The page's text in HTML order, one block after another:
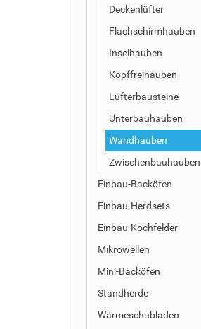
Deckenlüfter
Flachschirmhauben
Inselhauben
Kopffreihauben
Lüfterbausteine
Unterbauhauben
Wandhauben
Zwischenbauhauben
Einbau-Backöfen
Einbau-Herdsets
Einbau-Kochfelder
Mikrowellen
Mini-Backöfen
Standherde
Wärmeschubladen